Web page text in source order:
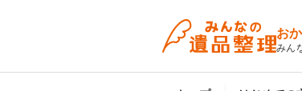
お
みん